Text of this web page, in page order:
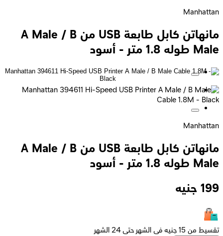
Manhattan
مانهاتن كابل طابعة USB من A Male / B
Male طوله 1.8 متر - أسود
Manhattan
مانهاتن كابل طابعة USB من A Male / B
Male طوله 1.8 متر - أسود
199 جنيه
تقسيط من 15 جنيه فى الشهر حتى 24 الشهر